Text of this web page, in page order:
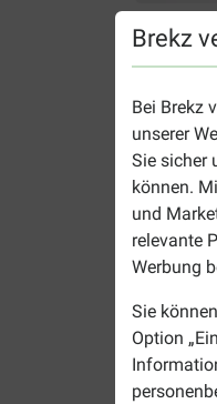
Brekz
Bei Brekz
unserer
Sie sicher
können.
und
relevante
Werbung
Sie
Option